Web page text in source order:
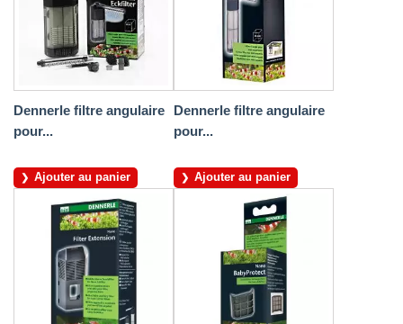
Dennerle filtre angulaire
pour...
Ajouter au panier
Dennerle filtre angulaire
pour...
Ajouter au panier